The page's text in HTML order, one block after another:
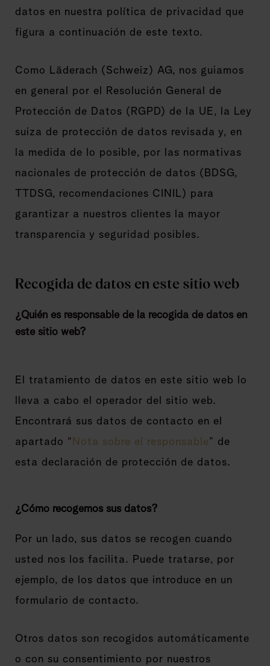
datos en nuestra política de privacidad que
figura a continuación de este texto.
Como Läderach (Schweiz) AG, nos guiamos
en general por el Resolución General de
Protección de Datos (RGPD) de la UE, la Ley
suiza de protección de datos revisada y, en
la medida de lo posible, por las normativas
nacionales de protección de datos (BDSG,
TTDSG, recomendaciones CINIL) para
garantizar a nuestros clientes la mayor
transparencia y seguridad posibles.
Recogida de datos en este sitio web
¿Quién es responsable de la recogida de datos en
este sitio web?
El tratamiento de datos en este sitio web lo
lleva a cabo el operador del sitio web.
Encontrará sus datos de contacto en el
apartado “ Nota sobre el responsable” de
esta declaración de protección de datos.
¿Cómo recogemos sus datos?
Por un lado, sus datos se recogen cuando
usted nos los facilita. Puede tratarse, por
ejemplo, de los datos que introduce en un
formulario de contacto.
Otros datos son recogidos automáticamente
o con su consentimiento por nuestros